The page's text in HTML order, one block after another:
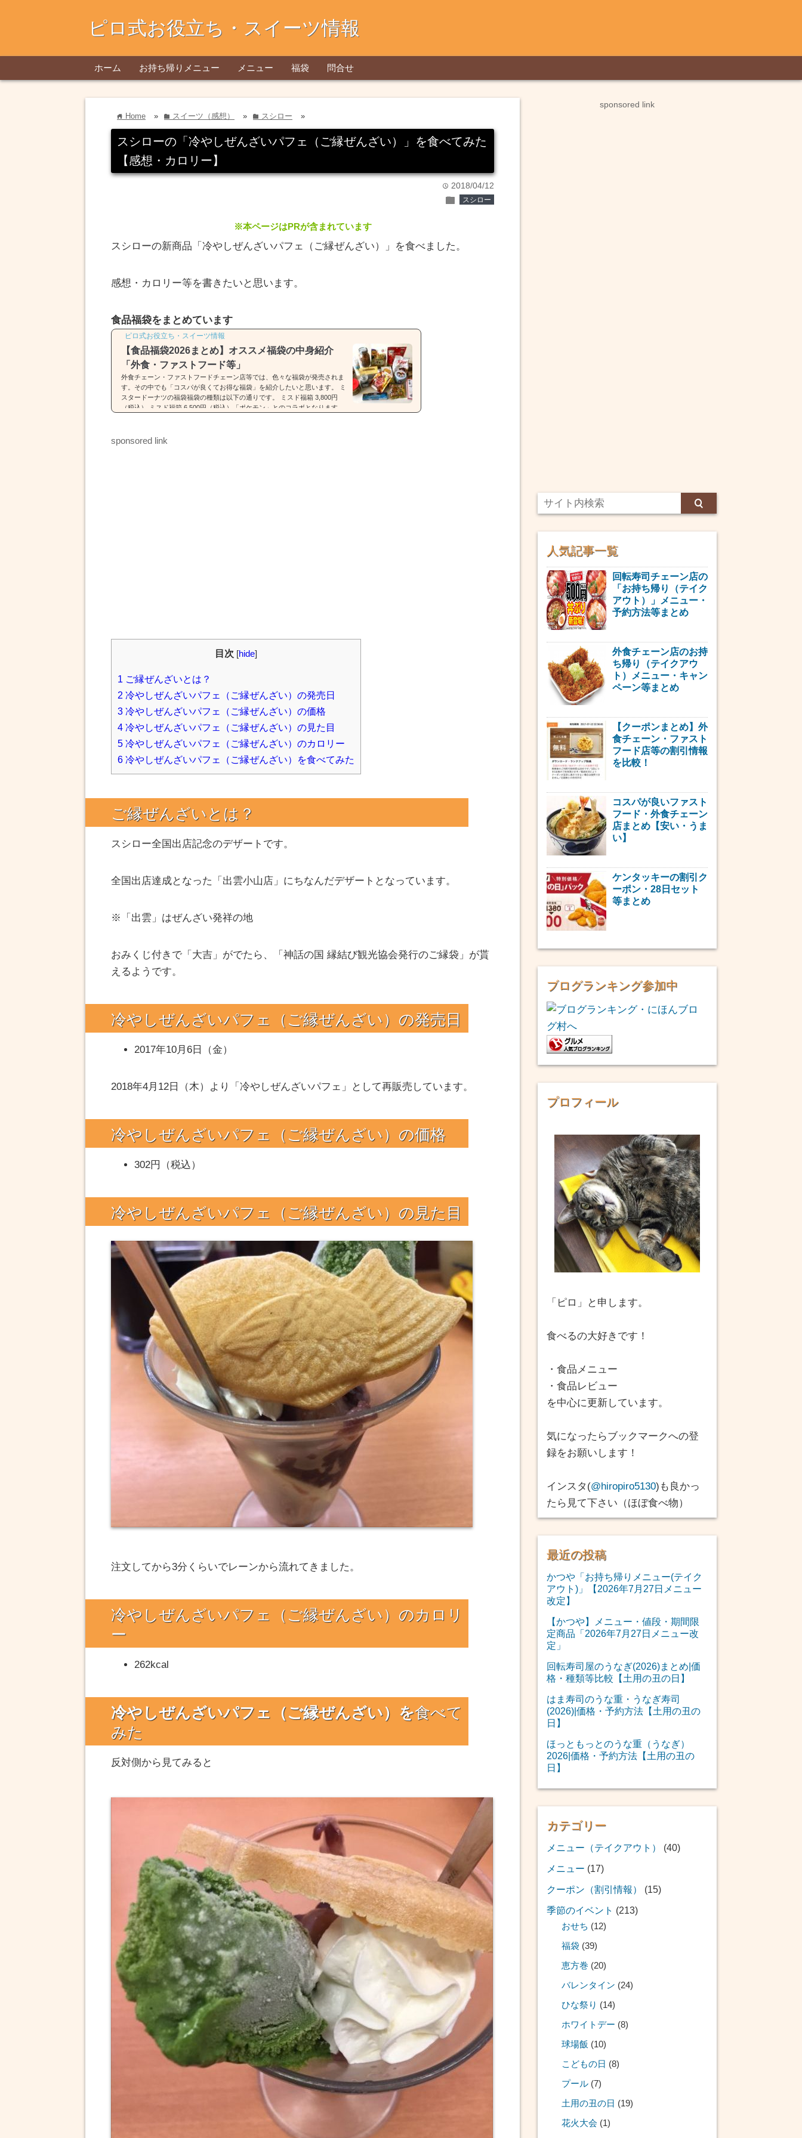
ピロ式お役立ち・スイーツ情報
ホーム お持ち帰りメニュー メニュー 福袋 問合せ
home Home » folder スイーツ（感想） » folder スシロー »
スシローの「冷やしぜんざいパフェ（ご縁ぜんざい）」を食べてみた
【感想・カロリー】
time 2018/04/12
folder スシロー
※本ページはPRが含まれています
スシローの新商品「冷やしぜんざいパフェ（ご縁ぜんざい）」を食べました。
感想・カロリー等を書きたいと思います。
食品福袋をまとめています
ピロ式お役立ち・スイーツ情報
【食品福袋2026まとめ】オススメ福袋の中身紹介
「外食・ファストフード等」
外食チェーン・ファストフードチェーン店等では、色々な福袋が発売されま
す。その中でも「コスパが良くてお得な福袋」を紹介したいと思います。 ミ
スタードーナツの福袋福袋の種類は以下の通りです。 ミスド福箱 3,800円
（税込） ミスド福箱 6,500円（税込）「ポケモン」とのコラボとなります。
4.com福袋の種類は以下の通りです。 福袋（税込2,500円） 福袋（税込3,500
sponsored link
目次 [hide]
1 ご縁ぜんざいとは？
2 冷やしぜんざいパフェ（ご縁ぜんざい）の発売日
3 冷やしぜんざいパフェ（ご縁ぜんざい）の価格
4 冷やしぜんざいパフェ（ご縁ぜんざい）の見た目
5 冷やしぜんざいパフェ（ご縁ぜんざい）のカロリー
6 冷やしぜんざいパフェ（ご縁ぜんざい）を食べてみた
ご縁ぜんざいとは？
スシロー全国出店記念のデザートです。
全国出店達成となった「出雲小山店」にちなんだデザートとなっています。
※「出雲」はぜんざい発祥の地
おみくじ付きで「大吉」がでたら、「神話の国 縁結び観光協会発行のご縁袋」が貰
えるようです。
冷やしぜんざいパフェ（ご縁ぜんざい）の発売日
2017年10月6日（金）
2018年4月12日（木）より「冷やしぜんざいパフェ」として再販売しています。
冷やしぜんざいパフェ（ご縁ぜんざい）の価格
302円（税込）
冷やしぜんざいパフェ（ご縁ぜんざい）の見た目
注文してから3分くらいでレーンから流れてきました。
冷やしぜんざいパフェ（ご縁ぜんざい）のカロリ
ー
262kcal
冷やしぜんざいパフェ（ご縁ぜんざい）を食べて
みた
反対側から見てみると
sponsored link
人気記事一覧
回転寿司チェーン店の
「お持ち帰り（テイク
アウト）」メニュー・
予約方法等まとめ
外食チェーン店のお持
ち帰り（テイクアウ
ト）メニュー・キャン
ペーン等まとめ
【クーポンまとめ】外
食チェーン・ファスト
フード店等の割引情報
を比較！
コスパが良いファスト
フード・外食チェーン
店まとめ【安い・うま
い】
ケンタッキーの割引ク
ーポン・28日セット
等まとめ
ブログランキング参加中
プロフィール
「ピロ」と申します。
食べるの大好きです！
・食品メニュー
・食品レビュー
を中心に更新しています。
気になったらブックマークへの登
録をお願いします！
インスタ(@hiropiro5130)も良かっ
たら見て下さい（ほぼ食べ物）
最近の投稿
かつや「お持ち帰りメニュー(テイク
アウト)」【2026年7月27日メニュー
改定】
【かつや】メニュー・値段・期間限
定商品「2026年7月27日メニュー改
定」
回転寿司屋のうなぎ(2026)まとめ|価
格・種類等比較【土用の丑の日】
はま寿司のうな重・うなぎ寿司
(2026)|価格・予約方法【土用の丑の
日】
ほっともっとのうな重（うなぎ）
2026|価格・予約方法【土用の丑の
日】
カテゴリー
メニュー（テイクアウト）
(40)
メニュー (17)
クーポン（割引情報）
(15)
季節のイベント (213)
おせち (12)
福袋 (39)
恵方巻 (20)
バレンタイン (24)
ひな祭り (14)
ホワイトデー (8)
球場飯 (10)
こどもの日 (8)
プール (7)
土用の丑の日 (19)
花火大会 (1)